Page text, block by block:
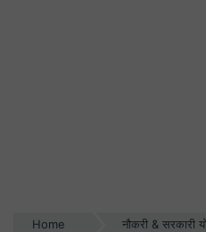
Home नौकरी & सरकारी